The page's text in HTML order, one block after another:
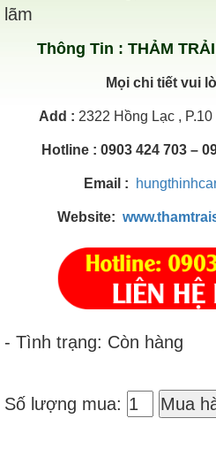
lãm
Thông Tin : THẢM
Mọi chi tiết vui
Add : 2322 Hồng Lạc ,
Hotline : 0903 424 703 –
Email :
Website:
- Tình trạng: Còn hàng
Số lượng mua: Mua